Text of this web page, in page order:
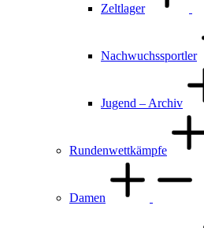
Zeltlager
Nachwuchssportler
Jugend – Archiv
Rundenwettkämpfe
Damen